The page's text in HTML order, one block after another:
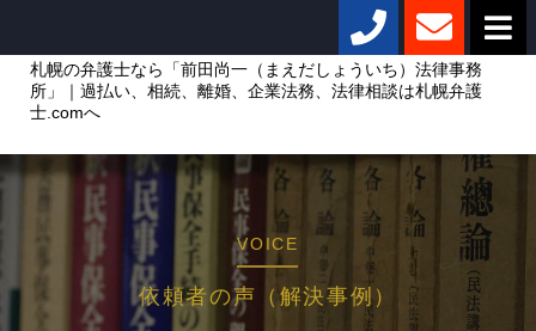
札幌の弁護士なら「前田尚一（まえだしょういち）法律事務
所」｜過払い、相続、離婚、企業法務、法律相談は札幌弁護
士.comへ
VOICE
依頼者の声（解決事例）